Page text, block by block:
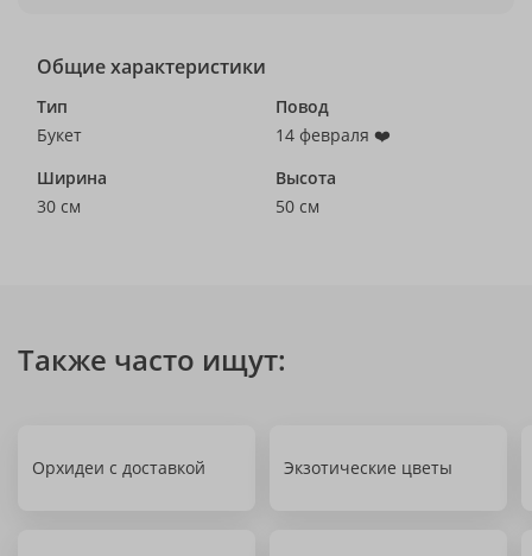
Общие характеристики
Тип
Букет
Повод
14 февраля ❤️
Ширина
30 см
Высота
50 см
Также часто ищут:
Орхидеи с доставкой Экзотические цветы